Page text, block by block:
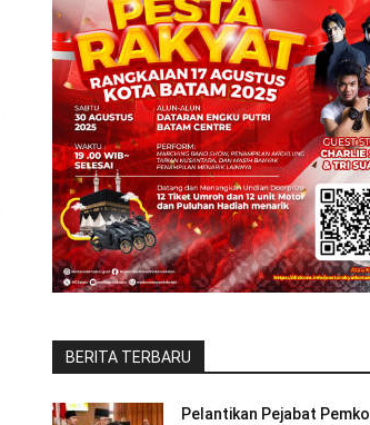
BERITA TERBARU
Pelantikan Pejabat Pemko